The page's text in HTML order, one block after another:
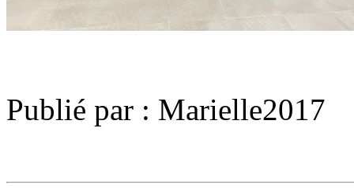
Publié par : Marielle2017